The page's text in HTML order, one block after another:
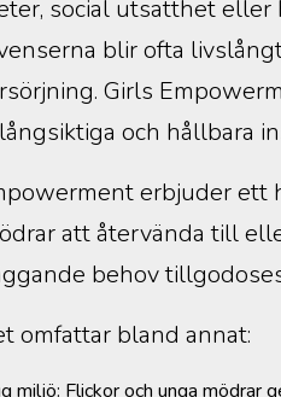
social utsatthet eller
blir ofta
Girls
och hållbara
erbjuder ett
att återvända till
behov
omfattar bland annat:
miljö: Flickor och unga mödrar